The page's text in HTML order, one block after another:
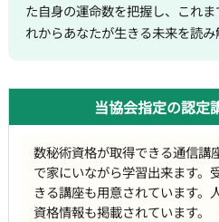
た自身の運命数を把握し、これ
れからあなたが生きる未来を読み
当協会指定の認定
数秘術資格が取得できる通信講
で家にいながら学習出来ます。
きる講座も用意されています。
資格情報も掲載されています。